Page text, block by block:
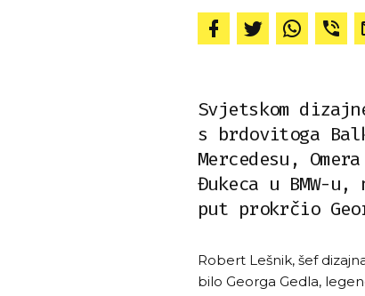
Svjetskom
s brdovitoga
Mercedesu,
Đukeca u BMW-
put prokrčio
Robert Lešnik, šef
bilo Georga Gedla,